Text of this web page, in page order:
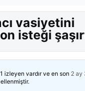
vasiyetini
isteği
izleyen vardır ve en son 2 ay